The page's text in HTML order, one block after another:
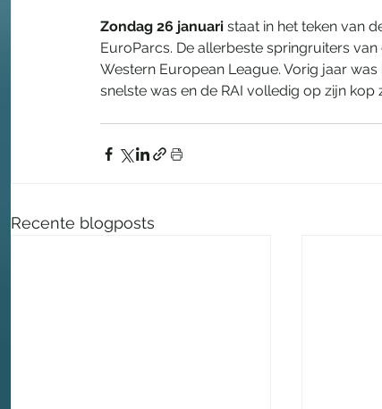
Zondag 26 januari staat in het teken van
EuroParcs. De allerbeste springruiters
Western European League. Vorig jaar
snelste was en de RAI volledig op zijn kop
Recente blogposts